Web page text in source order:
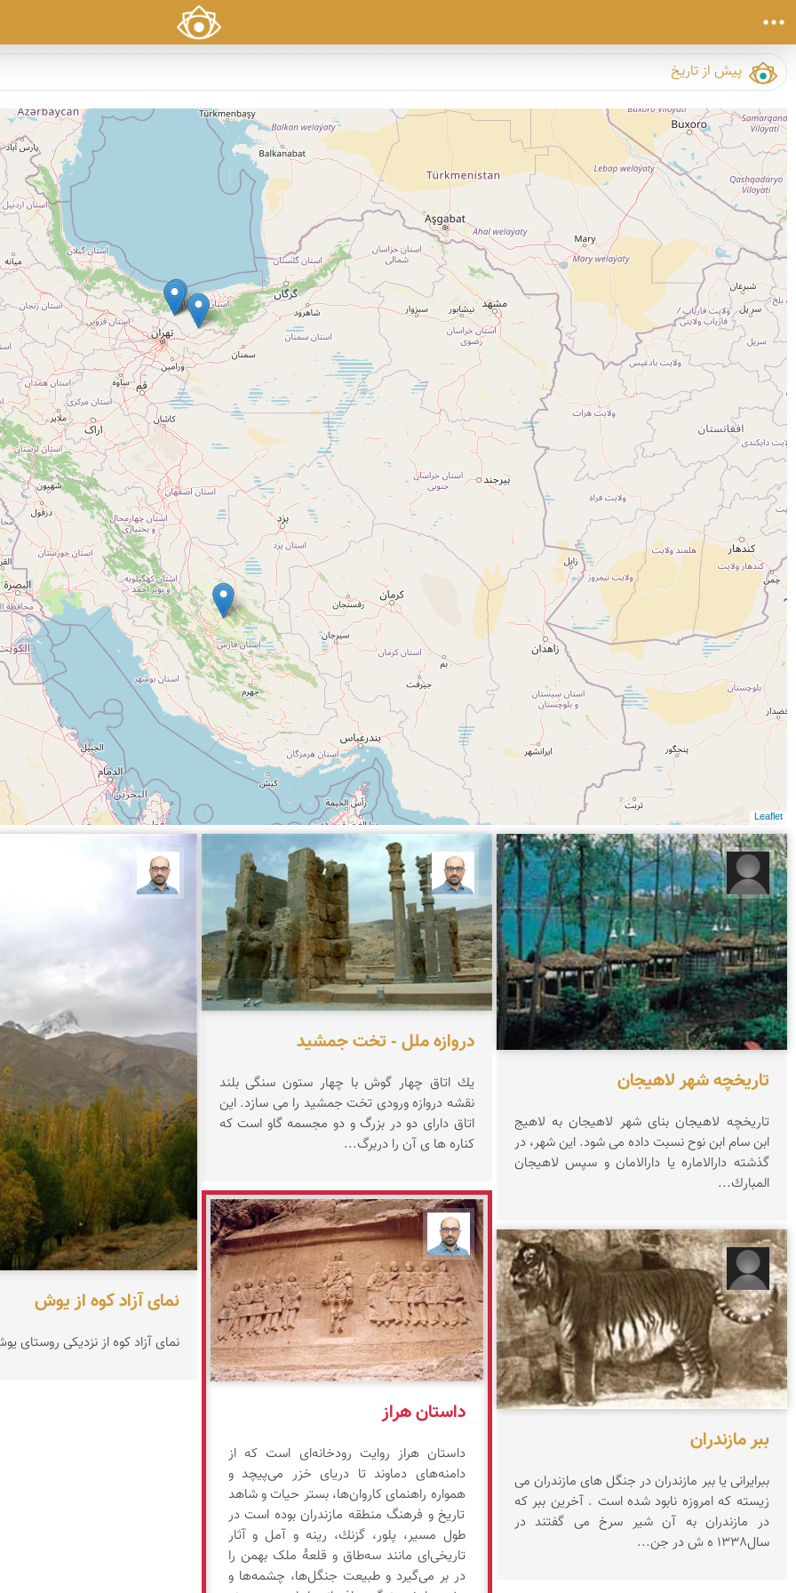
Leaflet
افسانه ابری لاهیج
تاریخچه شهر لاهیجان
تاریخچه لاهیجان بنای شهر لاهیجان به لاهیج
ابن سام ابن نوح نسبت داده می شود. این شهر، در
گذشته دارالاماره یا دارالامان و سپس لاهیجان
المبارك...
شاپرک اعتضادی
ببر مازندران
ببرایرانی یا ببر مازندران در جنگل های مازندران می
زیسته که امروزه نابود شده است . آخرین ببر که
در مازندران به آن شیر سرخ می گفتند در
سال1338 ه ش در جن...
بابک ارجمندی
دروازه ملل - تخت جمشید
یك اتاق چهار گوش با چهار ستون سنگی بلند
نقشه دروازه ورودی تخت جمشید را می سازد. این
اتاق دارای دو در بزرگ و دو مجسمه گاو است كه
كناره ها ی آن را دربرگ...
بابک ارجمندی
داستان هراز
داستان هراز روایت رودخانه‌ای است که از
دامنه‌های دماوند تا دریای خزر می‌پیچد و
همواره راهنمای کاروان‌ها، بستر حیات و شاهد
تاریخ و فرهنگ منطقه مازندران بوده است در
طول مسیر، پلور، گزنك، رینه و آمل و آثار
تاریخی‌ای مانند سه‌طاق و قلعهٔ ملک بهمن را
در بر می‌گیرد و طبیعت جنگل‌ها، چشمه‌ها و
نمای آزاد کوه از یوش
نمای آزاد كوه از نزدیكی روستای